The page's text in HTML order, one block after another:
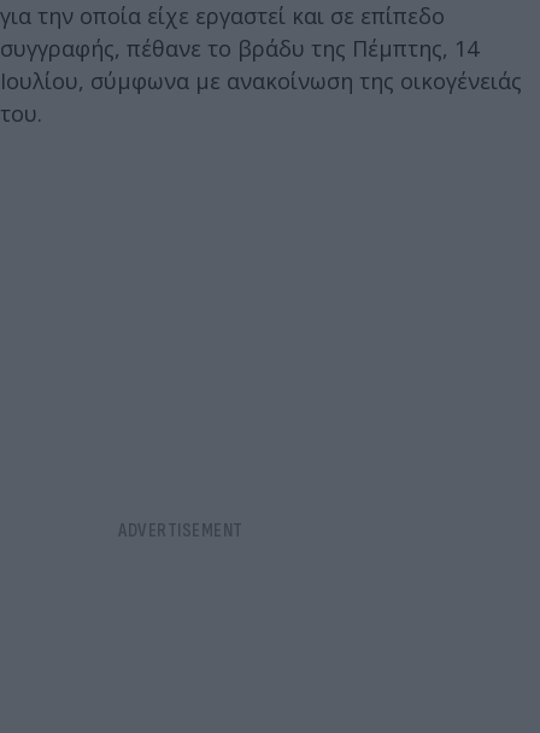
για την οποία είχε εργαστεί και σε επίπεδο
συγγραφής, πέθανε το βράδυ της Πέμπτης, 14
Ιουλίου, σύμφωνα με ανακοίνωση της οικογένειάς
του.